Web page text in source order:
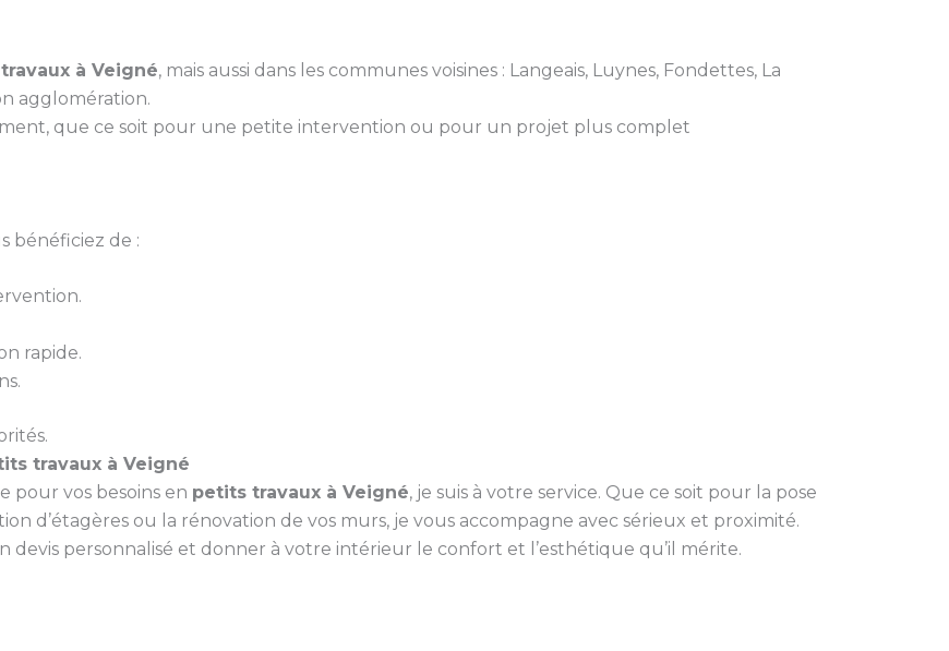
à Veigné, mais aussi dans les communes voisines : Langeais, Luynes, Fondettes, La
agglomération.
que ce soit pour une petite intervention ou pour un projet plus complet
bénéficiez de :
rapide.
travaux à Veigné
pour vos besoins en petits travaux à Veigné, je suis à votre service. Que ce soit pour la pose
d’étagères ou la rénovation de vos murs, je vous accompagne avec sérieux et proximité.
personnalisé et donner à votre intérieur le confort et l’esthétique qu’il mérite.